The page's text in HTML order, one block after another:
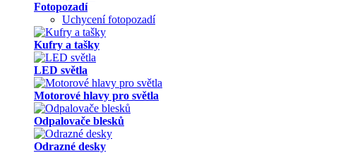
Fotopozadí
Uchycení fotopozadí
Kufry a tašky
LED světla
Motorové hlavy pro světla
Odpalovače blesků
Odrazné desky